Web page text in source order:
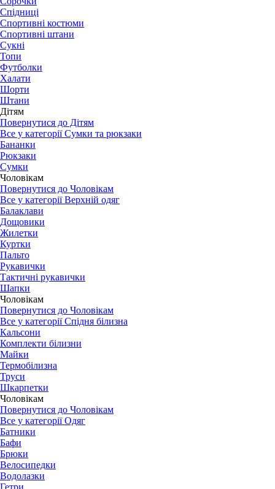
Спідниці
Спортивні костюми
Спортивні штани
Сукні
Топи
Футболки
Халати
Шорти
Штани
Дітям
Повернутися до Дітям
Все у категорії Сумки та рюкзаки
Бананки
Рюкзаки
Сумки
Чоловікам
Повернутися до Чоловікам
Все у категорії Верхній одяг
Балаклави
Дощовики
Жилетки
Куртки
Пальто
Рукавички
Тактичні рукавички
Шапки
Чоловікам
Повернутися до Чоловікам
Все у категорії Спідня білизна
Кальсони
Комплекти білизни
Майки
Термобілизна
Труси
Шкарпетки
Чоловікам
Повернутися до Чоловікам
Все у категорії Одяг
Батники
Бафи
Брюки
Велосипедки
Водолазки
Гетри